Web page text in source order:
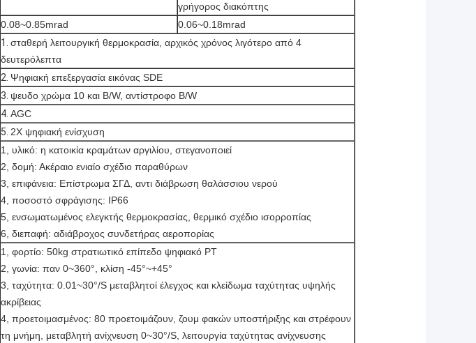
γρήγορος διακόπτης
0.08~0.85mrad
0.06~0.18mrad
1. σταθερή λειτουργική θερμοκρασία, αρχικός χρόνος λιγότερο από 4
δευτερόλεπτα
2. Ψηφιακή επεξεργασία εικόνας SDE
3. ψευδο χρώμα 10 και B/W, αντίστροφο B/W
4. AGC
5. 2X ψηφιακή ενίσχυση
1, υλικό: η κατοικία κραμάτων αργιλίου, στεγανοποιεί
2, δομή: Ακέραιο ενιαίο σχέδιο παραθύρων
3, επιφάνεια: Επίστρωμα ΣΓΔ, αντι διάβρωση θαλάσσιου νερού
4, ποσοστό σφράγισης: IP66
5, ενσωματωμένος ελεγκτής θερμοκρασίας, θερμικό σχέδιο ισορροπίας
6, διεπαφή: αδιάβροχος συνδετήρας αεροπορίας
1, φορτίο: 50kg στρατιωτικό επίπεδο ψηφιακό PT
2, γωνία: παν 0~360°, κλίση -45°~+45°
3, ταχύτητα: 0.01~30°/S μεταβλητοί έλεγχος και κλείδωμα ταχύτητας υψηλής
ακρίβειας
4, προετοιμασμένος: 80 προετοιμάζουν, ζουμ φακών υποστήριξης και στρέφουν
τη μνήμη, μεταβλητή ανίχνευση 0~30°/S, λειτουργία ταχύτητας ανίχνευσης